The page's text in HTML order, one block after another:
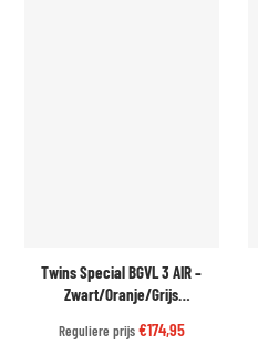
Twins Special BGVL 3 AIR –
Zwart/Oranje/Grijs
Reguliere prijs€174,95